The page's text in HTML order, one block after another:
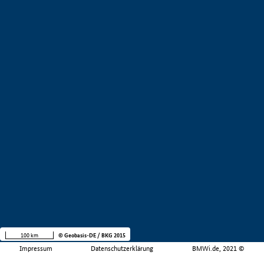
Impressum Datenschutzerklärung BMWi.de, 2021 ©
100 km © Geobasis-DE / BKG 2015